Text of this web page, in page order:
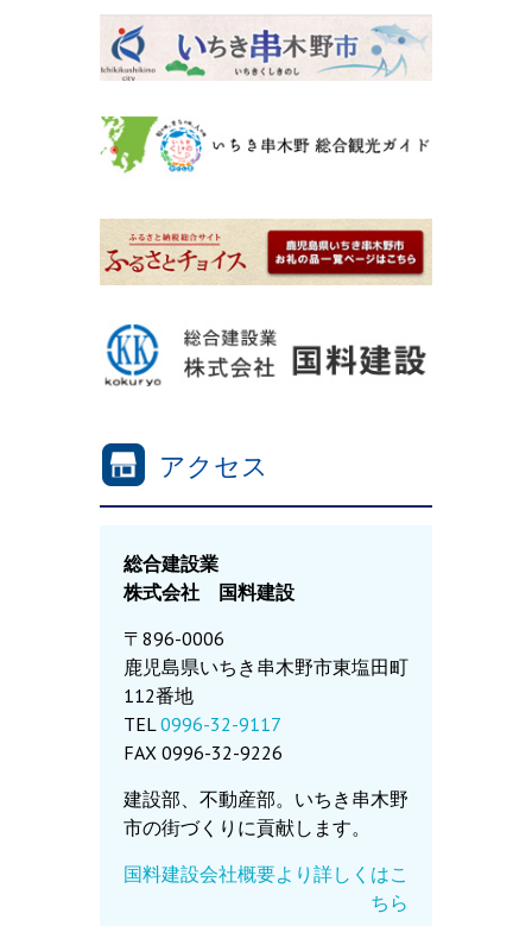
アクセス
総合建設業
株式会社 国料建設
〒896-0006
鹿児島県いちき串木野市東塩田町
112番地
TEL0996-32-9117
FAX 0996-32-9226
建設部、不動産部。いちき串木野
市の街づくりに貢献します。
国料建設会社概要より詳しくはこ
ちら